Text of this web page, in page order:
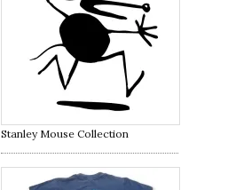
Stanley Mouse Collection